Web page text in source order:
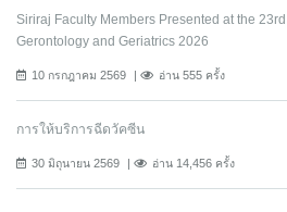
Siriraj Faculty Members Presented at the
Gerontology and Geriatrics 2026
10 กรกฎาคม 2569 อ่าน 555 ครั้ง
การให้บริการฉีดวัคซีน
30 มิถุนายน 2569 อ่าน 14,456 ครั้ง